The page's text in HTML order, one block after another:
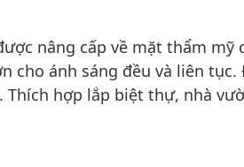
nâng cấp về mặt thẩm
cho ánh sáng đều và liên
hợp lắp biệt thự, nhà